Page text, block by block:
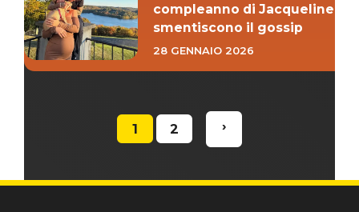
compleanno di Jacqueline
smentiscono il gossip
28 GENNAIO 2026
1 2 ›